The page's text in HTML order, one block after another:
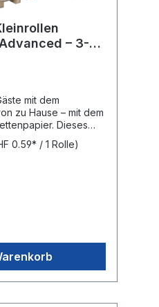
– 3-
mit dem
zu Hause – mit dem
Dieses
besticht durch
und die
10 × 7 Rollen = 70
0.59* / 1 Rolle)